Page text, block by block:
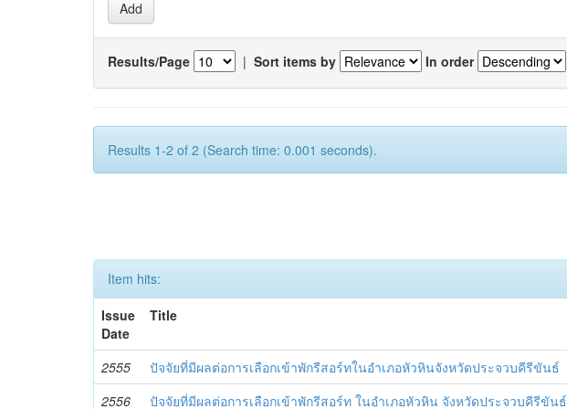
Results/Page | Sort items by In order
Results 1-2 of 2 (Search time: 0.001 seconds).
Item hits:
Issue
Date
Title
2555 ปัจจัยที่มีผลต่อการเลือกเข้าพักรีสอร์ทในอำเภอหัวหินจังหวัดประจวบคีรีขันธ์
2556
ปัจจัยที่มีผลต่อการเลือกเข้าพักรีสอร์ท ในอำเภอหัวหิน จังหวัดประจวบคีรีขันธ์